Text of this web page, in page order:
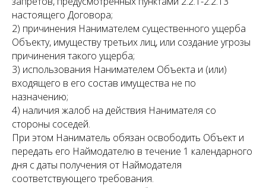
настоящего Договора;
2) причинения Нанимателем существенного ущерба
Объекту, имуществу третьих лиц, или создание угрозы
причинения такого ущерба;
3) использования Нанимателем Объекта и (или)
входящего в его состав имущества не по
назначению;
4) наличия жалоб на действия Нанимателя со
стороны соседей.
При этом Наниматель обязан освободить Объект и
передать его Наймодателю в течение 1 календарного
дня с даты получения от Наймодателя
соответствующего требования.